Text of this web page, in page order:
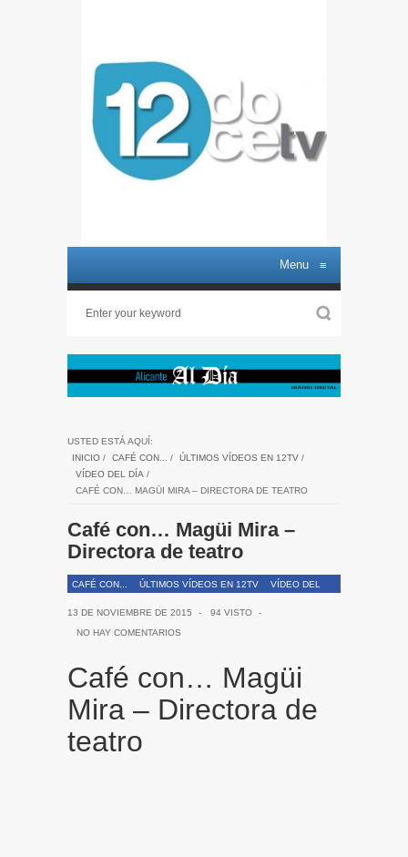
Menu ≡
USTED ESTÁ AQUÍ:
INICIO / CAFÉ CON... / ÚLTIMOS VÍDEOS EN 12TV /
VÍDEO DEL DÍA /
CAFÉ CON… MAGÜI MIRA – DIRECTORA DE TEATRO
Café con… Magüi Mira –
Directora de teatro
CAFÉ CON... ÚLTIMOS VÍDEOS EN 12TV
VÍDEO DEL
13 DE NOVIEMBRE DE 2015
- 94 VISTO
-
NO HAY COMENTARIOS
Café con… Magüi
Mira – Directora de
teatro